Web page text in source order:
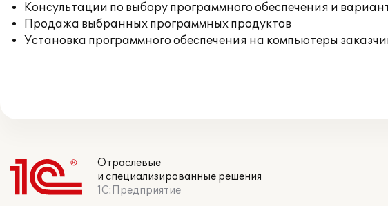
Консультации по выбору программного обеспечения и
Продажа выбранных программных продуктов
Установка программного обеспечения на компьютеры
Отраслевые
и специализированные решения
1С:Предприятие